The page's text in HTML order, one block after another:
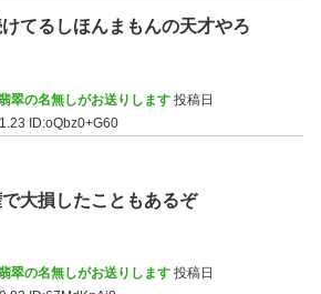
てるしほんまもんの天才やろ
翠の名無しがお送りします 投稿日
ID:oQbz0+G60
大損したこともあるぞ
翠の名無しがお送りします 投稿日